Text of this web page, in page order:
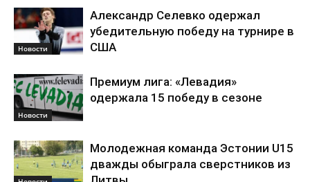
Новости
Александр Селевко одержал
убедительную победу на турнире в
США
Новости
Премиум лига: «Левадия»
одержала 15 победу в сезоне
Молодежная команда Эстонии U15
дважды обыграла сверстников из